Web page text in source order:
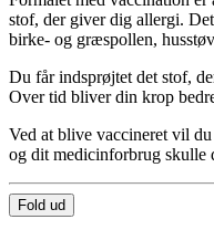
stof, der giver dig allergi.
birke- og græspollen,
Du får indsprøjtet det stof,
Over tid bliver din krop
Ved at blive vaccineret vil
og dit medicinforbrug skulle
Fold ud